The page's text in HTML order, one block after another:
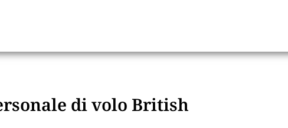
di volo British